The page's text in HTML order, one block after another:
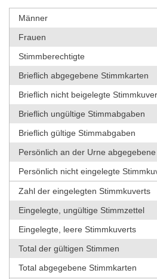
Männer
Frauen
Stimmberechtigte
Brieflich abgegebene Stimmkarten
Brieflich nicht beigelegte
Brieflich ungültige Stimmabgaben
Brieflich gültige Stimmabgaben
Persönlich an der Urne
Persönlich nicht eingelegte
Zahl der eingelegten Stimmkuverts
Eingelegte, ungültige Stimmzettel
Eingelegte, leere Stimmkuverts
Total der gültigen Stimmen
Total abgegebene Stimmkarten